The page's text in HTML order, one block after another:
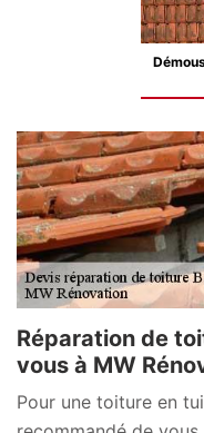
Réparation de
vous à MW
Pour une toiture en